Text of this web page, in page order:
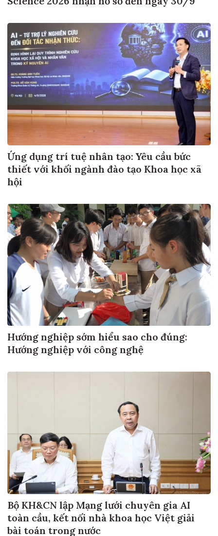
Ứng dụng trí tuệ nhân tạo: Yêu cầu bức
thiết với khối ngành đào tạo Khoa học xã
hội
Hướng nghiệp sớm hiểu sao cho đúng:
Hướng nghiệp với công nghệ
Bộ KH&CN lập Mạng lưới chuyên gia AI
toàn cầu, kết nối nhà khoa học Việt giải
bài toán trong nước